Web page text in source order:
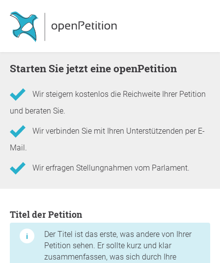
Starten Sie jetzt eine openPetition
Wir steigern kostenlos die Reichweite Ihrer Petition
und beraten Sie.
Wir verbinden Sie mit Ihren Unterstützenden per E-
Mail.
Wir erfragen Stellungnahmen vom Parlament.
Titel der Petition
Der Titel ist das erste, was andere von Ihrer
Petition sehen. Er sollte kurz und klar
zusammenfassen, was sich durch Ihre